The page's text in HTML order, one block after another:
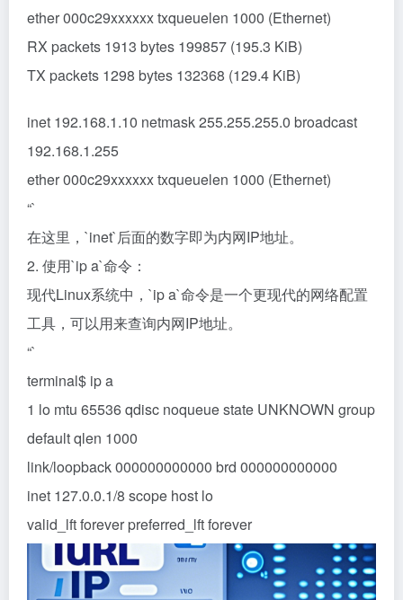
ether 000c29xxxxxx txqueuelen 1000 (Ethernet)
RX packets 1913 bytes 199857 (195.3 KiB)
TX packets 1298 bytes 132368 (129.4 KiB)
inet 192.168.1.10 netmask 255.255.255.0 broadcast
192.168.1.255
ether 000c29xxxxxx txqueuelen 1000 (Ethernet)
“`
在这里，`inet`后面的数字即为内网IP地址。
2. 使用`ip a`命令：
现代Linux系统中，`ip a`命令是一个更现代的网络配置
工具，可以用来查询内网IP地址。
“`
terminal$ ip a
1 lo mtu 65536 qdisc noqueue state UNKNOWN group
default qlen 1000
link/loopback 000000000000 brd 000000000000
inet 127.0.0.1/8 scope host lo
valid_lft forever preferred_lft forever